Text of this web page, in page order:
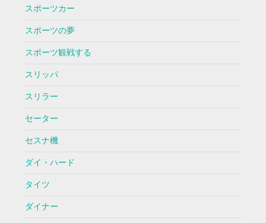
スポーツカー
スポーツの夢
スポーツ観戦する
スリッパ
スリラー
セーター
セスナ機
ダイ・ハード
タイツ
ダイナー